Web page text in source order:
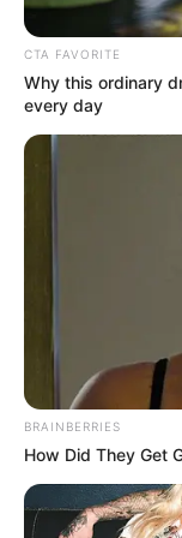
Caos en la
Cristhiam
Septiembre 2, 2024
CTA FAVORITE
Why this ordinary
every day
BRAINBERRIES
How Did They Get